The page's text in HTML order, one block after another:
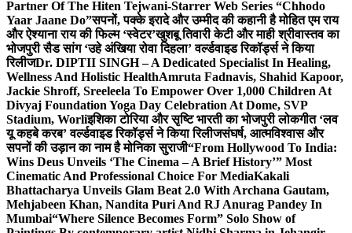
Partner Of The Hiten Tejwani-Starrer Web Series “Chhodo
Yaar Jaane Do”सपनों, पक्के इरादे और उम्मीद की कहानी है मोहित एम राय
और ऐश्याना राय की फिल्म ‘स्वेटर’खुशबू तिवारी केटी और माही श्रीवास्तव का
भोजपुरी सैड सांग ‘उहे अंखिया रोवा दिहला’ वर्ल्डवाइड रिकॉर्ड्स ने किया
रिलीजDr. DIPTII SINGH – A Dedicated Specialist In Healing,
Wellness And Holistic HealthAmruta Fadnavis, Shahid Kapoor,
Jackie Shroff, Sreeleela To Empower Over 1,000 Children At
Divyaj Foundation Yoga Day Celebration At Dome, SVP
Stadium, Worliइशिका टोरिया और सृष्टि भारती का भोजपुरी लोकगीत ‘लव
यू कहबे करब’ वर्ल्डवाइड रिकॉर्ड्स ने किया रिलीजसंघर्ष, आत्मविश्वास और
सपनों की उड़ान का नाम है मोनिका सुराजी“From Hollywood To India:
Wins Deus Unveils ‘The Cinema – A Brief History’” Most
Cinematic And Professional Choice For MediaKakali
Bhattacharya Unveils Glam Beat 2.0 With Archana Gautam,
Mehjabeen Khan, Nandita Puri And RJ Anurag Pandey In
Mumbai“Where Silence Becomes Form” Solo Show of